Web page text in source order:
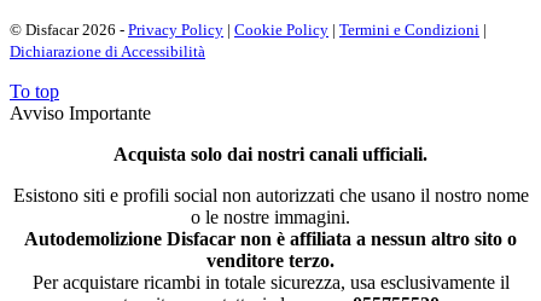
© Disfacar 2026 - Privacy Policy | Cookie Policy | Termini e Condizioni |
Dichiarazione di Accessibilità
To top
Avviso Importante
Acquista solo dai nostri canali ufficiali.
Esistono siti e profili social non autorizzati che usano il nostro nome
o le nostre immagini.
Autodemolizione Disfacar non è affiliata a nessun altro sito o
venditore terzo.
Per acquistare ricambi in totale sicurezza, usa esclusivamente il